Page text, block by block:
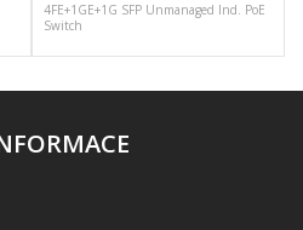
4FE+1GE+1G SFP Unmanaged Ind. PoE
Switch